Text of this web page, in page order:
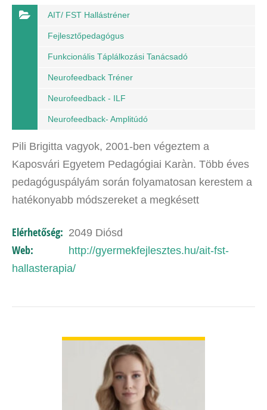
AIT/ FST Hallástréner
Fejlesztőpedagógus
Funkcionális Táplálkozási Tanácsadó
Neurofeedback Tréner
Neurofeedback - ILF
Neurofeedback- Amplitúdó
Pili Brigitta vagyok, 2001-ben végeztem a
Kaposvári Egyetem Pedagógiai Karàn. Több éves
pedagóguspályám során folyamatosan kerestem a
hatékonyabb módszereket a megkésett
Asperger szindrómás, nem beszélő…
Elérhetőség: 2049 Diósd
Web:
http://gyermekfejlesztes.hu/ait-fst-
hallasterapia/